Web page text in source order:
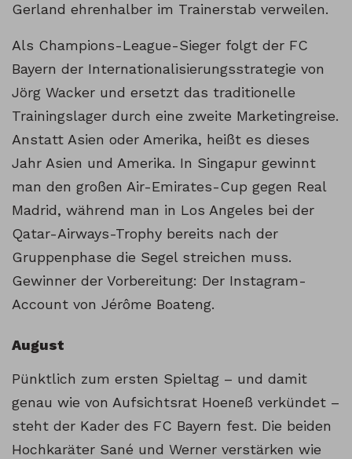
Gerland ehrenhalber im Trainerstab verweilen.
Als Champions-League-Sieger folgt der FC
Bayern der Internationalisierungsstrategie von
Jörg Wacker und ersetzt das traditionelle
Trainingslager durch eine zweite Marketingreise.
Anstatt Asien oder Amerika, heißt es dieses
Jahr Asien und Amerika. In Singapur gewinnt
man den großen Air-Emirates-Cup gegen Real
Madrid, während man in Los Angeles bei der
Qatar-Airways-Trophy bereits nach der
Gruppenphase die Segel streichen muss.
Gewinner der Vorbereitung: Der Instagram-
Account von Jérôme Boateng.
August
Pünktlich zum ersten Spieltag – und damit
genau wie von Aufsichtsrat Hoeneß verkündet –
steht der Kader des FC Bayern fest. Die beiden
Hochkaräter Sané und Werner verstärken wie